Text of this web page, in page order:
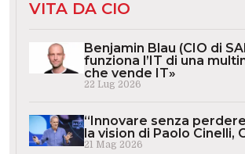
VITA DA CIO
Benjamin Blau (CIO di
funziona l’IT di una
che vende IT»
22 Lug 2026
“Innovare senza
la vision di Paolo Cinelli,
21 Mag 2026